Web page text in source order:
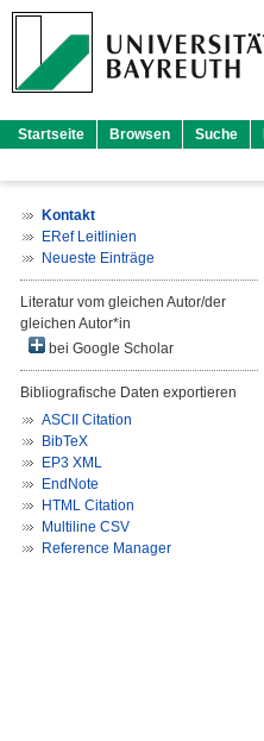
Startseite Browsen Suche
Kontakt
ERef Leitlinien
Neueste Einträge
Literatur vom gleichen Autor/der
gleichen Autor*in
bei Google Scholar
Bibliografische Daten exportieren
ASCII Citation
BibTeX
EP3 XML
EndNote
HTML Citation
Multiline CSV
Reference Manager